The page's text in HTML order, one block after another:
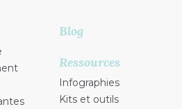
Blog
Ressources
Infographies
Kits et outils